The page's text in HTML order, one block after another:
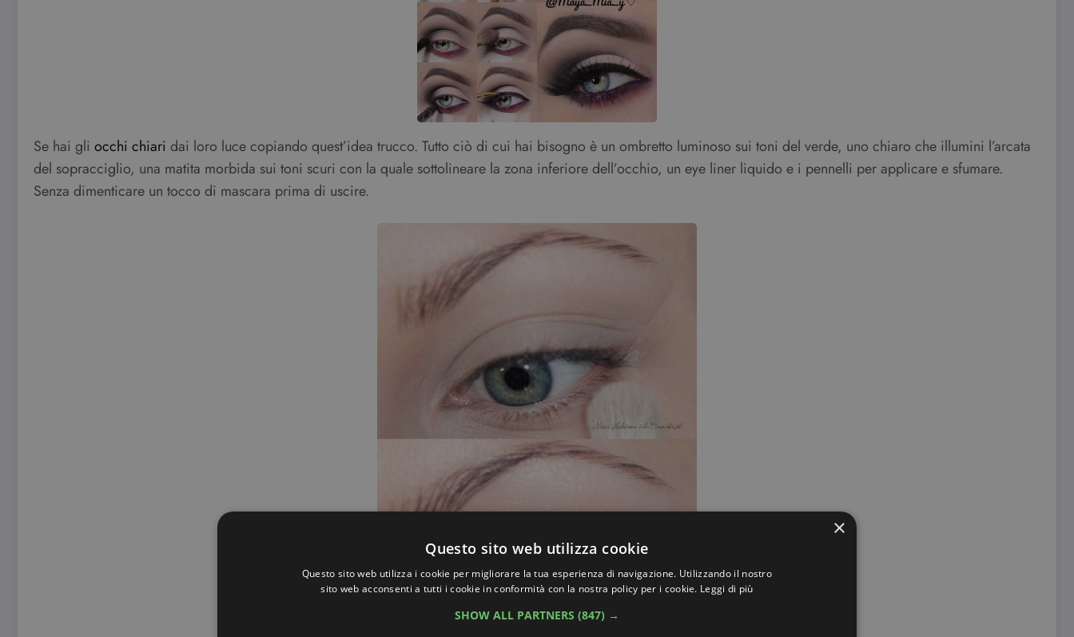
Se hai gli occhi chiari dai loro luce copiando quest’idea trucco. Tutto ciò di cui hai bisogno è un ombretto luminoso sui toni del verde, uno chiaro che illumini l’arcata
del sopracciglio, una matita morbida sui toni scuri con la quale sottolineare la zona inferiore dell’occhio, un eye liner liquido e i pennelli per applicare e sfumare.
Senza dimenticare un tocco di mascara prima di uscire.
×
Questo sito web utilizza cookie
Questo sito web utilizza i cookie per migliorare la tua esperienza di navigazione. Utilizzando il nostro
sito web acconsenti a tutti i cookie in conformità con la nostra policy per i cookie. Leggi di più
SHOW ALL PARTNERS (847) →